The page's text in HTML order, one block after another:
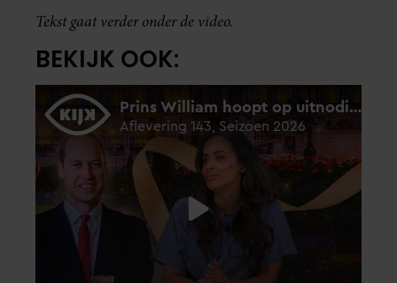
Tekst gaat verder onder de video.
BEKIJK OOK: